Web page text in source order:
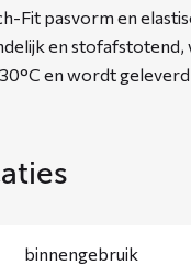
Fit pasvorm en
en
en wordt
binnengebruik